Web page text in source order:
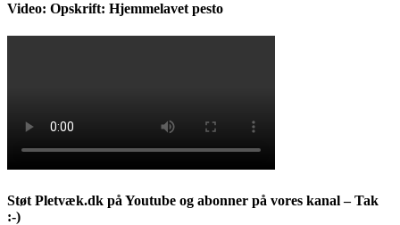
Video: Opskrift: Hjemmelavet pesto
Støt Pletvæk.dk på Youtube og abonner på vores kanal – Tak
:-)